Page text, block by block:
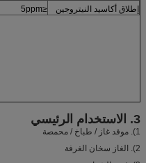
إطلاق أكاسيد النيتروجين
≤5ppm
3. الاستخدام الرئيسي
1). موقد غاز / طباخ / محمصة
2). الغاز سخان الغرفة